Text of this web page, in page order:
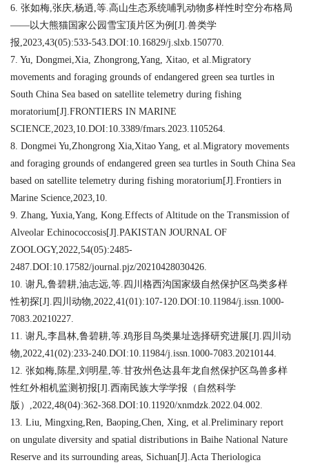
6. 张如梅,张庆,杨逍,等.高山生态系统哺乳动物多样性时空分布格局
——以大熊猫国家公园雪宝顶片区为例[J].兽类学
报,2023,43(05):533-543.DOI:10.16829/j.slxb.150770.
7. Yu, Dongmei,Xia, Zhongrong,Yang, Xitao, et al.Migratory
movements and foraging grounds of endangered green sea turtles in
South China Sea based on satellite telemetry during fishing
moratorium[J].FRONTIERS IN MARINE
SCIENCE,2023,10.DOI:10.3389/fmars.2023.1105264.
8. Dongmei Yu,Zhongrong Xia,Xitao Yang, et al.Migratory movements
and foraging grounds of endangered green sea turtles in South China Sea
based on satellite telemetry during fishing moratorium[J].Frontiers in
Marine Science,2023,10.
9. Zhang, Yuxia,Yang, Kong.Effects of Altitude on the Transmission of
Alveolar Echinococcosis[J].PAKISTAN JOURNAL OF
ZOOLOGY,2022,54(05):2485-
2487.DOI:10.17582/journal.pjz/20210428030426.
10. 谢凡,鲁碧耕,油志远,等.四川格西沟国家级自然保护区鸟类多样
性初探[J].四川动物,2022,41(01):107-120.DOI:10.11984/j.issn.1000-
7083.20210227.
11. 谢凡,李昌林,鲁碧耕,等.鸡形目鸟类巢址选择研究进展[J].四川动
物,2022,41(02):233-240.DOI:10.11984/j.issn.1000-7083.20210144.
12. 张如梅,陈星,刘明星,等.甘孜州色达县年龙自然保护区鸟兽多样
性红外相机监测初报[J].西南民族大学学报（自然科学
版）,2022,48(04):362-368.DOI:10.11920/xnmdzk.2022.04.002.
13. Liu, Mingxing,Ren, Baoping,Chen, Xing, et al.Preliminary report
on ungulate diversity and spatial distributions in Baihe National Nature
Reserve and its surrounding areas, Sichuan[J].Acta Theriologica